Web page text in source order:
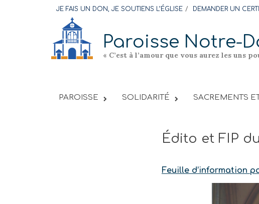
content
JE FAIS UN DON, JE SOUTIENS L’ÉGLISE DEMANDER UN
Paroisse Notre-
« C’est à l’amour que vous aurez les uns
PAROISSE SOLIDARITÉ SACREMENTS
Édito et FIP
Feuille d’information